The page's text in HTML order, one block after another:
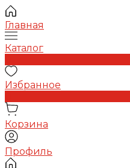
Главная
Каталог
Избранное
Корзина
Профиль